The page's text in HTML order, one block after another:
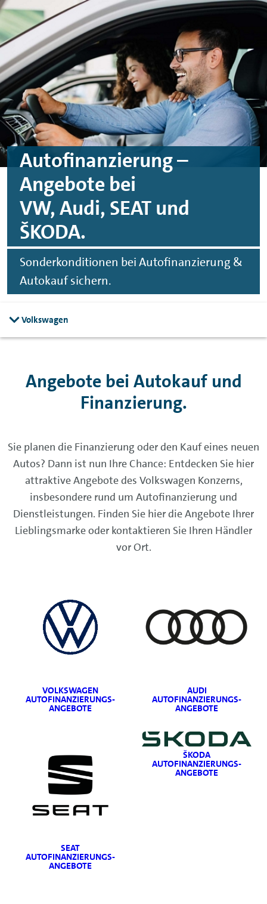
Zum Hauptinhalt springen
Zur Fußzeile springen
Autofinanzierung –
Angebote bei
VW, Audi, SEAT und
ŠKODA.
Sonderkonditionen bei Autofinanzierung &
Autokauf sichern.
Volkswagen
Angebote bei Autokauf und
Finanzierung.
Sie planen die Finanzierung oder den Kauf eines neuen
Autos? Dann ist nun Ihre Chance: Entdecken Sie hier
attraktive Angebote des Volkswagen Konzerns,
insbesondere rund um Autofinanzierung und
Dienstleistungen. Finden Sie hier die Angebote Ihrer
Lieblingsmarke oder kontaktieren Sie Ihren Händler
vor Ort.
VOLKSWAGEN
AUTOFINANZIERUNGS-
ANGEBOTE
AUDI
AUTOFINANZIERUNGS-
ANGEBOTE
SEAT
AUTOFINANZIERUNGS-
ANGEBOTE
ŠKODA
AUTOFINANZIERUNGS-
ANGEBOTE